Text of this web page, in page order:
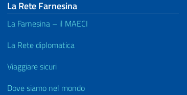
La Rete Farnesina
La Farnesina – il MAECI
La Rete diplomatica
Viaggiare sicuri
Dove siamo nel mondo